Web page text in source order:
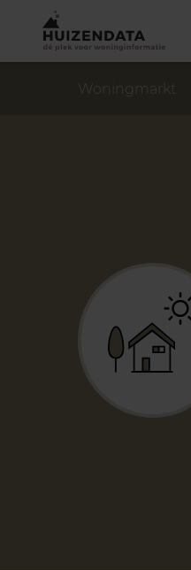
Woningmarkt